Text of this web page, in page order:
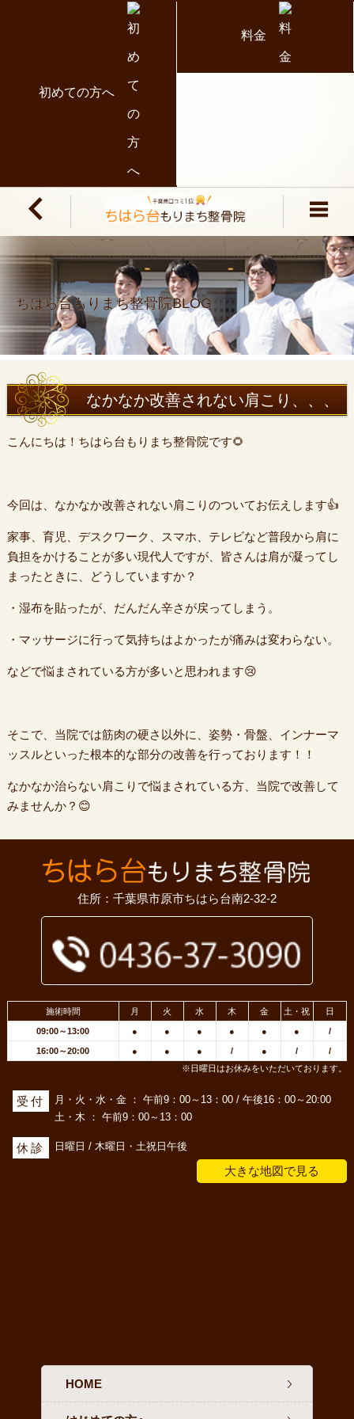
初めての方へ
料金
ちはら台もりまち整骨院BLOG
なかなか改善されない肩こり、、、
こんにちは！ちはら台もりまち整骨院です🌻
今回は、なかなか改善されない肩こりのついてお伝えします👍
家事、育児、デスクワーク、スマホ、テレビなど普段から肩に
負担をかけることが多い現代人ですが、皆さんは肩が凝ってし
まったときに、どうしていますか？
・湿布を貼ったが、だんだん辛さが戻ってしまう。
・マッサージに行って気持ちはよかったが痛みは変わらない。
などで悩まされている方が多いと思われます😢
そこで、当院では筋肉の硬さ以外に、姿勢・骨盤、インナーマ
ッスルといった根本的な部分の改善を行っております！！
なかなか治らない肩こりで悩まされている方、当院で改善して
みませんか？😊
住所：千葉県市原市ちはら台南2-32-2
施術時間 月 火 水 木 金 土・祝 日
09:00～13:00 ● ● ● ● ● ● /
16:00～20:00 ● ● ● / ● /
/
※日曜日はお休みをいただいております。
受付
月・火・水・金 ： 午前9：00～13：00 / 午後16：00～20:00
土・木 ： 午前9：00～13：00
休診 日曜日 / 木曜日・土祝日午後
大きな地図で見る
HOME